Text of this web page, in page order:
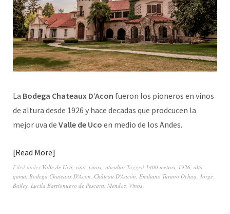
La Bodega Chateaux D’Acon fueron los pioneros en vinos
de altura desde 1926 y hace decadas que prodcucen la
mejor uva de Valle de Uco en medio de los Andes.
Read More
Filed under Valle de Uco, vino, vinos, viticultor Tagged 1400 metros, 1926, alta
gama, Bodega Chateaux D'Acon, Château D'Ancón, Emiliano Turano Ochoa, Jorge
Bailey, Lucila Barrionuevo de Pescara, Mendoz, Vinos